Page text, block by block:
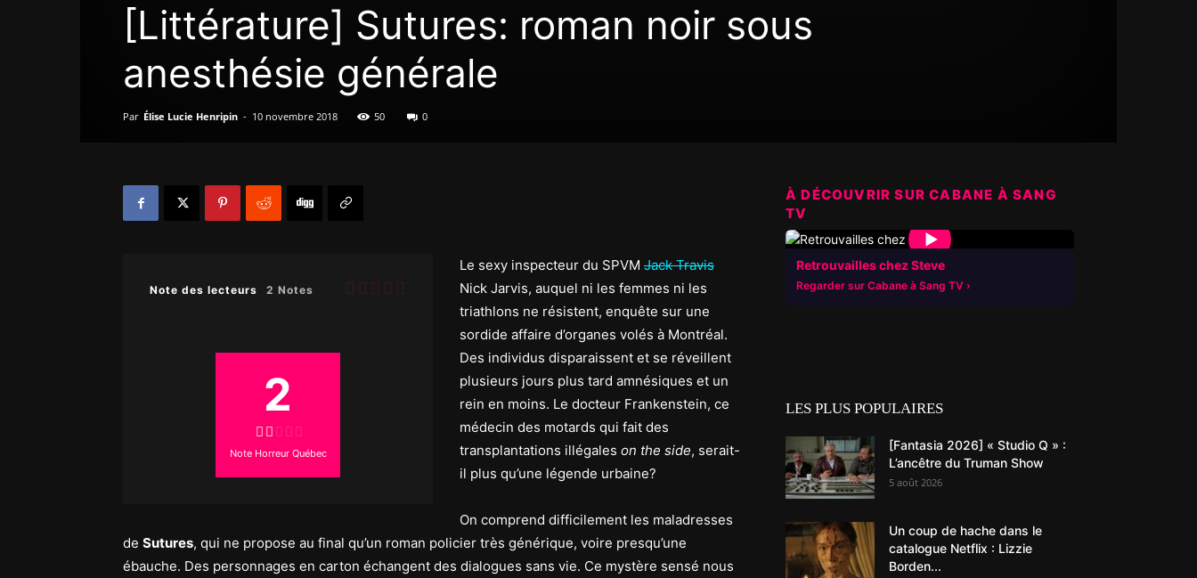
[Littérature] Sutures: roman noir sous
anesthésie générale
Par Élise Lucie Henripin - 10 novembre 2018 50 0
Note des lecteurs 2 Notes
2
Note Horreur Québec
Le sexy inspecteur du SPVM Jack Travis
Nick Jarvis, auquel ni les femmes ni les
triathlons ne résistent, enquête sur une
sordide affaire d’organes volés à Montréal.
Des individus disparaissent et se réveillent
plusieurs jours plus tard amnésiques et un
rein en moins. Le docteur Frankenstein, ce
médecin des motards qui fait des
transplantations illégales on the side, serait-
il plus qu’une légende urbaine?
On comprend difficilement les maladresses
de Sutures, qui ne propose au final qu’un roman policier très générique, voire presqu’une
ébauche. Des personnages en carton échangent des dialogues sans vie. Ce mystère sensé nous
À DÉCOUVRIR SUR CABANE À SANG
TV
▶
Retrouvailles chez Steve
Regarder sur Cabane à Sang TV
LES PLUS POPULAIRES
[Fantasia 2026] « Studio Q » :
L’ancêtre du Truman Show
5 août 2026
Un coup de hache dans le
catalogue Netflix : Lizzie
Borden...